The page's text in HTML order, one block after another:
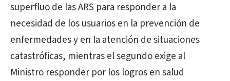
superfluo de las ARS para responder a la
necesidad de los usuarios en la prevención de
enfermedades y en la atención de situaciones
catastróficas, mientras el segundo exige al
Ministro responder por los logros en salud